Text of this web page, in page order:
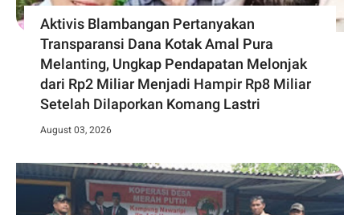
Aktivis Blambangan Pertanyakan
Transparansi Dana Kotak Amal Pura
Melanting, Ungkap Pendapatan Melonjak
dari Rp2 Miliar Menjadi Hampir Rp8 Miliar
Setelah Dilaporkan Komang Lastri
August 03, 2026